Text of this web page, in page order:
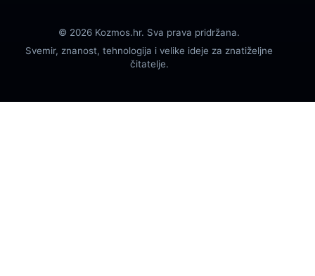
© 2026 Kozmos.hr. Sva prava pridržana.
Svemir, znanost, tehnologija i velike ideje za znatiželjne
čitatelje.